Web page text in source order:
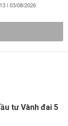
| 03/08/2026
tư Vành đai 5